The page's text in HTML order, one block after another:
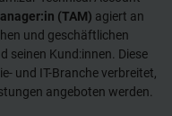
(TAM) agiert an
und geschäftlichen
seinen Kund:innen. Diese
und IT-Branche verbreitet,
angeboten werden.